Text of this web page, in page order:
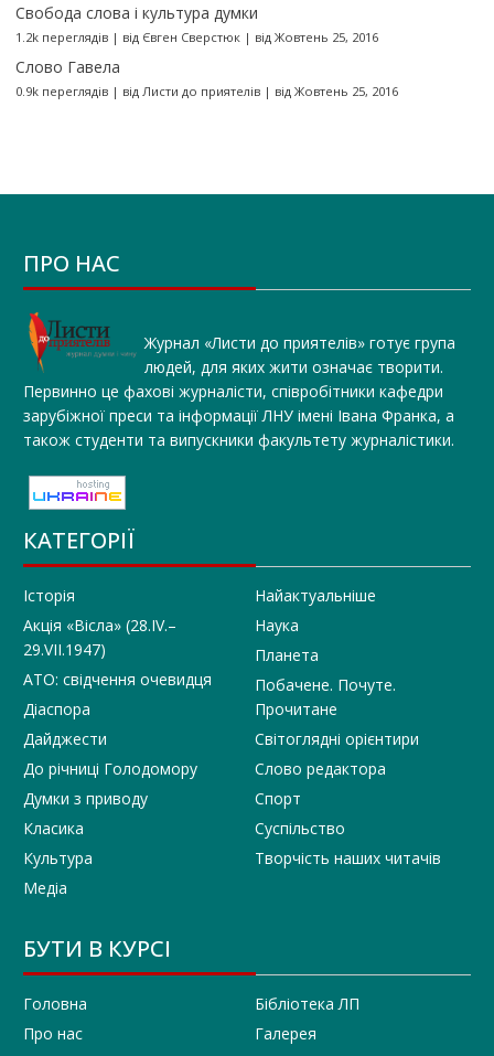
Свобода слова і культура думки
1.2k переглядів| від Євген Сверстюк| від Жовтень 25, 2016
Слово Гавела
0.9k переглядів| від Листи до приятелів| від Жовтень 25, 2016
ПРО НАС
Журнал «Листи до приятелів» готує група
людей, для яких жити означає творити.
Первинно це фахові журналісти, співробітники кафедри
зарубіжної преси та інформації ЛНУ імені Івана Франка, а
також студенти та випускники факультету журналістики.
КАТЕГОРІЇ
Історія
Акція «Вісла» (28.IV.–
29.VII.1947)
АТО: свідчення очевидця
Діаспора
Дайджести
До річниці Голодомору
Думки з приводу
Класика
Культура
Медіа
Найактуальніше
Наука
Планета
Побачене. Почуте.
Прочитане
Світоглядні орієнтири
Слово редактора
Спорт
Суспільство
Творчість наших читачів
БУТИ В КУРСІ
Головна
Про нас
Бібліотека ЛП
Галерея